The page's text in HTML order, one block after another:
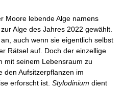
Moore lebende Alge namens
Alge des Jahres 2022 gewählt.
auch wenn sie eigentlich selbst
Rätsel auf. Doch der einzellige
mit seinem Lebensraum zu
den Aufsitzerpflanzen im
erforscht ist. Stylodinium dient